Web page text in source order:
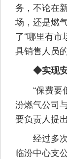
务，不论在
场，还是燃
了“哪里有
具销售人员的
◆实现
“保费要
汾燃气公司
要负责人提
经过多次
临汾中心支